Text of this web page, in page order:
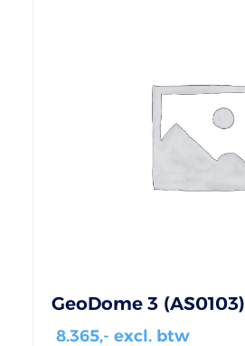
GeoDome 3 (AS0103)
8.365,- excl. btw